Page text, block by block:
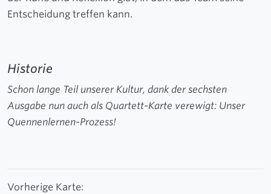
Entscheidung treffen kann.
Historie
Schon lange Teil unserer Kultur, dank der sechsten
Ausgabe nun auch als Quartett-Karte verewigt: Unser
Quennenlernen-Prozess!
Vorherige Karte: